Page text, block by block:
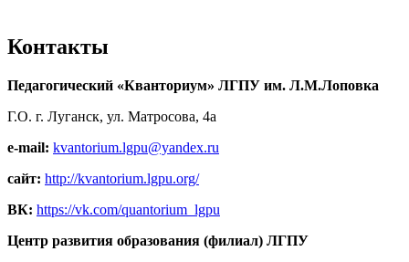
Контакты
Педагогический «Кванториум» ЛГПУ им. Л.М.Лоповка
Г.О. г. Луганск, ул. Матросова, 4а
e-mail: kvantorium.lgpu@yandex.ru
сайт: http://kvantorium.lgpu.org/
ВК: https://vk.com/quantorium_lgpu
Центр развития образования (филиал) ЛГПУ